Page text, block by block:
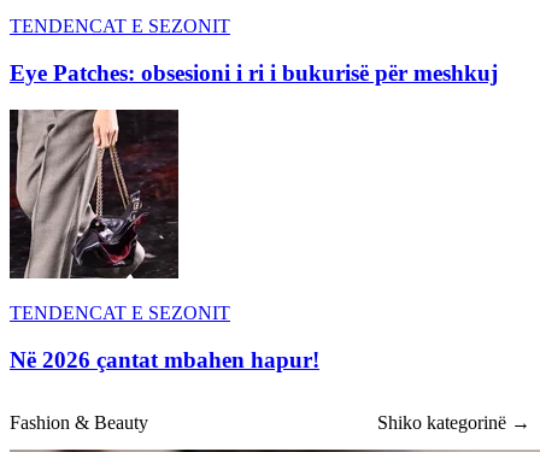
TENDENCAT E SEZONIT
Eye Patches: obsesioni i ri i bukurisë për meshkuj
TENDENCAT E SEZONIT
Në 2026 çantat mbahen hapur!
Fashion & Beauty Shiko kategorinë →